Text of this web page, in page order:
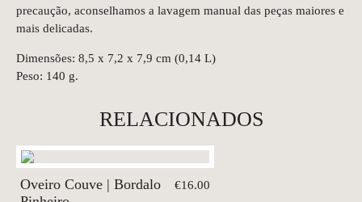
precaução, aconselhamos a lavagem manual das peças maiores e
mais delicadas.
Dimensões: 8,5 x 7,2 x 7,9 cm (0,14 L)
Peso: 140 g.
RELACIONADOS
Oveiro Couve | Bordalo
€16.00